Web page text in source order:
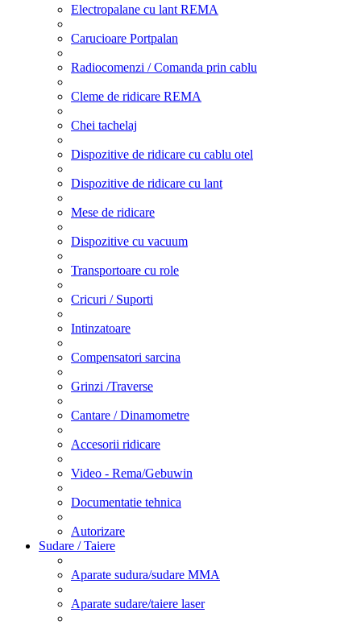
Electropalane cu lant REMA
Carucioare Portpalan
Radiocomenzi / Comanda prin cablu
Cleme de ridicare REMA
Chei tachelaj
Dispozitive de ridicare cu cablu otel
Dispozitive de ridicare cu lant
Mese de ridicare
Dispozitive cu vacuum
Transportoare cu role
Cricuri / Suporti
Intinzatoare
Compensatori sarcina
Grinzi /Traverse
Cantare / Dinamometre
Accesorii ridicare
Video - Rema/Gebuwin
Documentatie tehnica
Autorizare
Sudare / Taiere
Aparate sudura/sudare MMA
Aparate sudare/taiere laser